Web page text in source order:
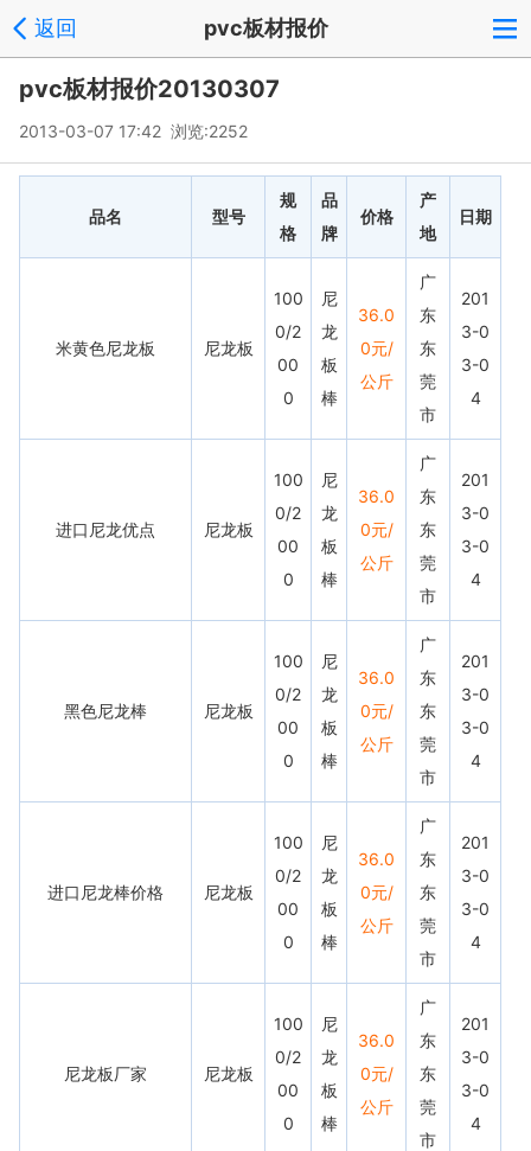
返回 pvc板材报价
pvc板材报价20130307
2013-03-07 17:42 浏览:2252
品名 型号
规
格
品
牌
价格
产
地
日期
米黄色尼龙板 尼龙板
100
0/2
00
0
尼
龙
板
棒
36.0
0元/
公斤
广
东
东
莞
市
201
3-0
3-0
4
进口尼龙优点 尼龙板
100
0/2
00
0
尼
龙
板
棒
36.0
0元/
公斤
广
东
东
莞
市
201
3-0
3-0
4
黑色尼龙棒 尼龙板
100
0/2
00
0
尼
龙
板
棒
36.0
0元/
公斤
广
东
东
莞
市
201
3-0
3-0
4
进口尼龙棒价格 尼龙板
100
0/2
00
0
尼
龙
板
棒
36.0
0元/
公斤
广
东
东
莞
市
201
3-0
3-0
4
尼龙板厂家 尼龙板
100
0/2
00
0
尼
龙
板
棒
36.0
0元/
公斤
广
东
东
莞
市
201
3-0
3-0
4